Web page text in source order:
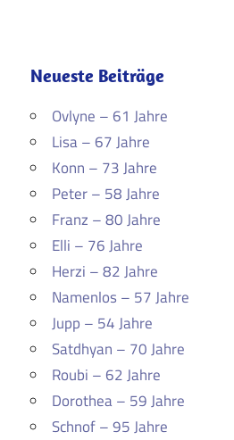
Neueste Beiträge
Ovlyne – 61 Jahre
Lisa – 67 Jahre
Konn – 73 Jahre
Peter – 58 Jahre
Franz – 80 Jahre
Elli – 76 Jahre
Herzi – 82 Jahre
Namenlos – 57 Jahre
Jupp – 54 Jahre
Satdhyan – 70 Jahre
Roubi – 62 Jahre
Dorothea – 59 Jahre
Schnof – 95 Jahre